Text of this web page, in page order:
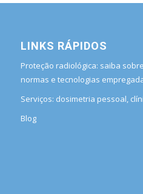
LINKS RÁPIDOS
Proteção radiológica: saiba
normas e tecnologias
Serviços: dosimetria pessoal,
Blog